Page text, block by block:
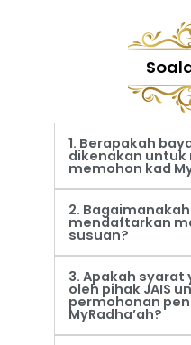
1. Berapakah
dikenakan
memohon kad
2.
mendaftarkan
susuan?
3. Apakah
oleh pihak JAIS
permohonan
MyRadha’ah?